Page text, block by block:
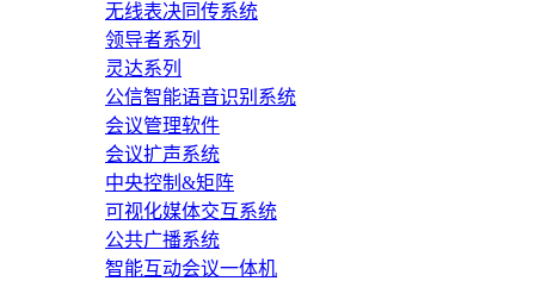
无线表决同传系统
领导者系列
灵达系列
公信智能语音识别系统
会议管理软件
会议扩声系统
中央控制&矩阵
可视化媒体交互系统
公共广播系统
智能互动会议一体机